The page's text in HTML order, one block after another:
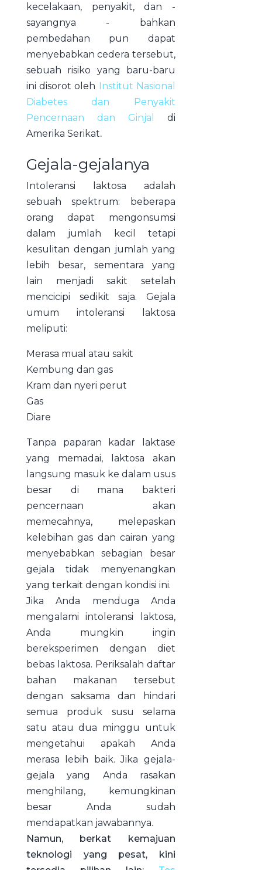
kecelakaan, penyakit, dan -
sayangnya - bahkan
pembedahan pun dapat
menyebabkan cedera tersebut,
sebuah risiko yang baru-baru
ini disorot oleh Institut Nasional
Diabetes dan Penyakit
Pencernaan dan Ginjal
di
Amerika Serikat.
Gejala-gejalanya
Intoleransi laktosa adalah
sebuah spektrum: beberapa
orang dapat mengonsumsi
dalam jumlah kecil tetapi
kesulitan dengan jumlah yang
lebih besar, sementara yang
lain menjadi sakit setelah
mencicipi sedikit saja. Gejala
umum intoleransi laktosa
meliputi:
Merasa mual atau sakit
Kembung dan gas
Kram dan nyeri perut
Gas
Diare
Tanpa paparan kadar laktase
yang memadai, laktosa akan
langsung masuk ke dalam usus
besar di mana bakteri
pencernaan akan
memecahnya, melepaskan
kelebihan gas dan cairan yang
menyebabkan sebagian besar
gejala tidak menyenangkan
yang terkait dengan kondisi ini.
Jika Anda menduga Anda
mengalami intoleransi laktosa,
Anda mungkin ingin
bereksperimen dengan diet
bebas laktosa. Periksalah daftar
bahan makanan tersebut
dengan saksama dan hindari
semua produk susu selama
satu atau dua minggu untuk
mengetahui apakah Anda
merasa lebih baik. Jika gejala-
gejala yang Anda rasakan
menghilang, kemungkinan
besar Anda sudah
mendapatkan jawabannya.
Namun, berkat kemajuan
teknologi yang pesat, kini